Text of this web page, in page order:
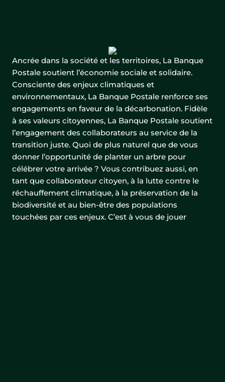
Ancrée dans la société et les territoires, La Banque
Postale soutient l’économie sociale et solidaire.
Consciente des enjeux climatiques et
environnementaux, La Banque Postale renforce ses
engagements en faveur de la décarbonation. Fidèle
à ses valeurs citoyennes, La Banque Postale soutient
l’engagement des collaborateurs au service de la
transition juste. Quoi de plus naturel que de vous
donner l’opportunité de planter un arbre pour
célébrer votre arrivée ? Vous contribuez aussi, en
tant que collaborateur citoyen, à la lutte contre le
réchauffement climatique, à la préservation de la
biodiversité et au bien-être des populations
touchées par ces enjeux. C’est à vous de jouer